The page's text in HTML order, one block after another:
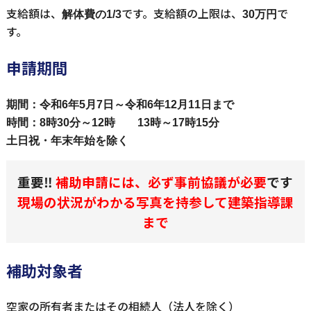
支給額は、 解体費の1/3です。支給額の上限は、 30万円 で
す。
申請期間
期間：令和6年5月7日～令和6年12月11日まで
時間：8時30分～12時 13時～17時15分
土日祝・年末年始を除く
重要‼補助申請には、必ず事前協議が必要です
現場の状況がわかる写真を持参して建築指導課
まで
補助対象者
空家の所有者またはその相続人（法人を除く）